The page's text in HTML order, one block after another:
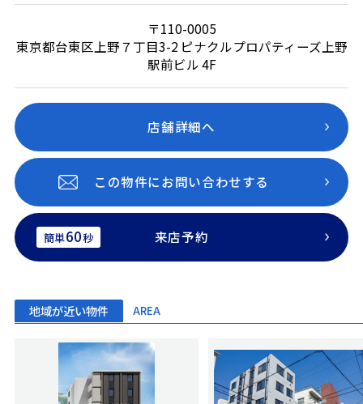
〒110-0005
東京都台東区上野７丁目3-2 ピナクルプロパティーズ上野
駅前ビル 4F
店舗詳細へ
この物件にお問い合わせする
簡単60秒 来店予約
地域が近い物件 AREA